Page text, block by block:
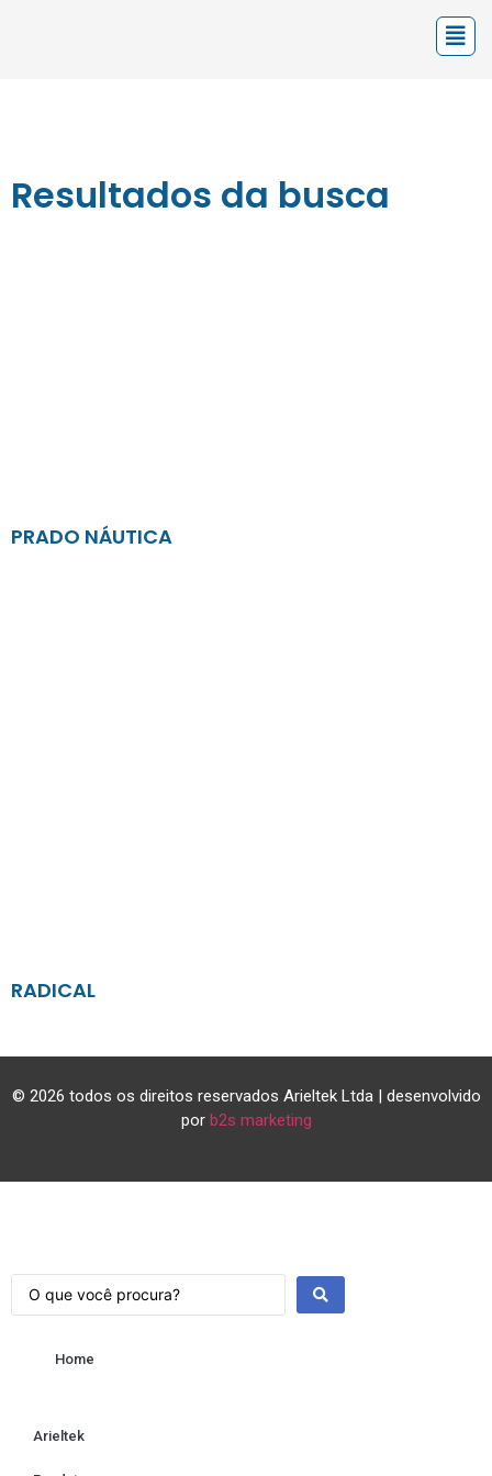
Resultados da busca
PRADO NÁUTICA
RADICAL
© 2026 todos os direitos reservados Arieltek Ltda | desenvolvido
por b2s marketing
Home
Arieltek